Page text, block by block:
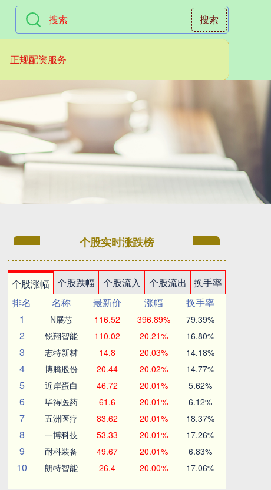
搜索
正规配资服务
个股实时涨跌榜
个股涨幅 个股跌幅 个股流入 个股流出
换手率
排名
名称 最新价 涨幅
换手率
1
N展芯 116.52 396.89% 79.39%
2 锐翔智能 110.02 20.21% 16.80%
3 志特新材 14.8 20.03% 14.18%
4 博腾股份 20.44 20.02% 14.77%
5 近岸蛋白 46.72 20.01% 5.62%
6 毕得医药 61.6 20.01% 6.12%
7 五洲医疗 83.62 20.01% 18.37%
8 一博科技 53.33 20.01% 17.26%
9 耐科装备 49.67 20.01% 6.83%
10 朗特智能 26.4 20.00% 17.06%